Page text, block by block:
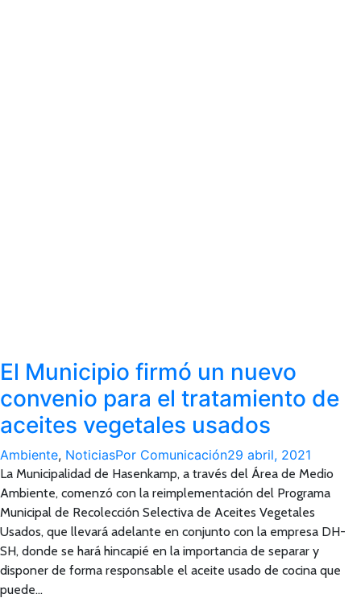
El Municipio firmó un nuevo
convenio para el tratamiento de
aceites vegetales usados
Ambiente, NoticiasPor Comunicación29 abril, 2021
La Municipalidad de Hasenkamp, a través del Área de Medio
Ambiente, comenzó con la reimplementación del Programa
Municipal de Recolección Selectiva de Aceites Vegetales
Usados, que llevará adelante en conjunto con la empresa DH-
SH, donde se hará hincapié en la importancia de separar y
disponer de forma responsable el aceite usado de cocina que
puede…